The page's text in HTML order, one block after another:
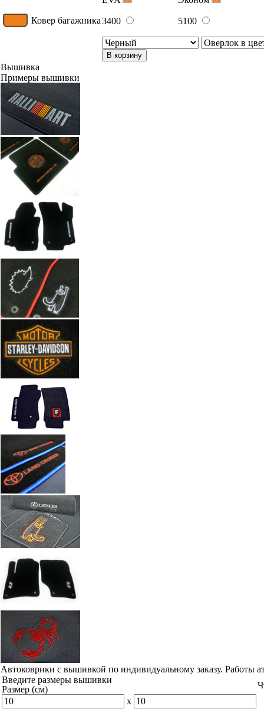
Ковер багажника3400 5100
В корзину
Вышивка
Примеры вышивки
Автоковрики с вышивкой по индивидуальному заказу. Работы
Введите размеры вышивки
Размер (см)
x